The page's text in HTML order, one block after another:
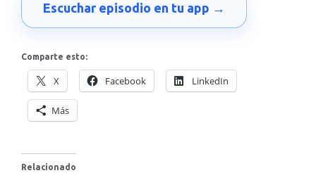
Escuchar episodio en tu app →
Comparte esto:
X Facebook LinkedIn
Más
Relacionado